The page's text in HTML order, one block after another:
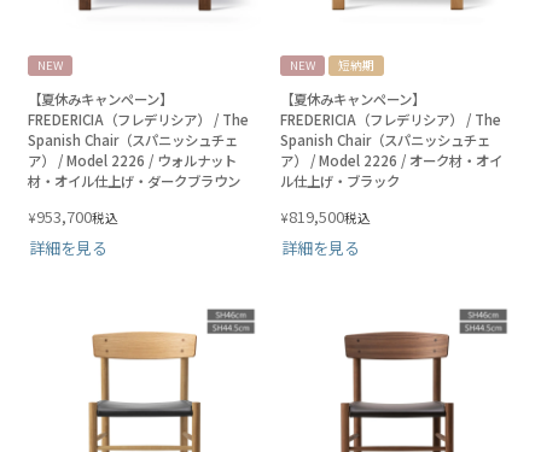
NEW
【夏休みキャンペーン】
FREDERICIA（フレデリシア） / The
Spanish Chair（スパニッシュチェ
ア） / Model 2226 / ウォルナット
材・オイル仕上げ・ダークブラウン
¥953,700税込
詳細を見る
NEW 短納期
【夏休みキャンペーン】
FREDERICIA（フレデリシア） / The
Spanish Chair（スパニッシュチェ
ア） / Model 2226 / オーク材・オイ
ル仕上げ・ブラック
¥819,500税込
詳細を見る